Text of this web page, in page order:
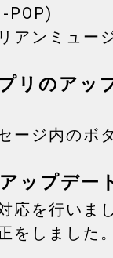
POP)
アンミュー
リのアッ
ージ内のボ
アップデー
応を行いま
をしました。